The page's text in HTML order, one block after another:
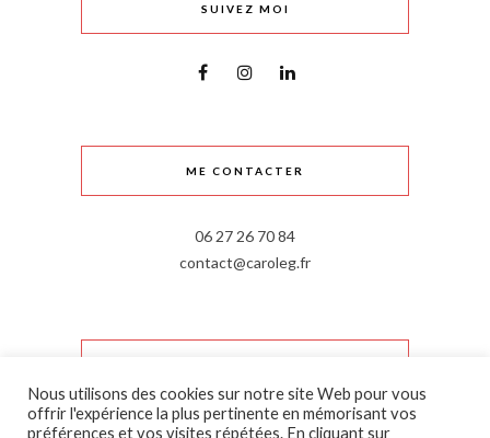
SUIVEZ MOI
ME CONTACTER
06 27 26 70 84
contact@caroleg.fr
Mentions légales
Nous utilisons des cookies sur notre site Web pour vous
offrir l'expérience la plus pertinente en mémorisant vos
préférences et vos visites répétées. En cliquant sur